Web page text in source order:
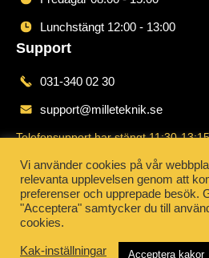
Lunchstängt 12:00 - 13:00
Support
031-340 02 30
support@milleteknik.se
Telefonsupport har stängt 11:30-
Order
031-340 02 30
order@milleteknik.se
Vi använder cookies på vår
relevanta upplevelsen genom att
preferenser och upprepade besök.
"Acceptera" samtycker du till
cookies.
Kak-inställningar Acceptera kakor